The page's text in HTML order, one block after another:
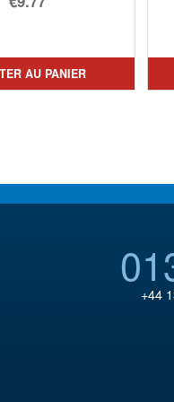
était :
€12.28.
actuel
est :
AU PANIER
+44